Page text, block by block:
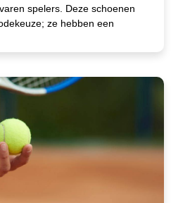
spelers. Deze schoenen
ze hebben een